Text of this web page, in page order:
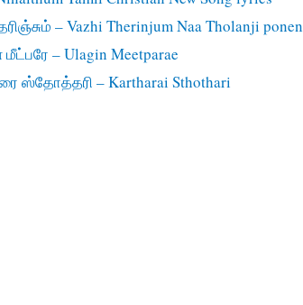
– Vazhi Therinjum Naa Tholanji ponen
– Ulagin Meetparae
ஸ்தோத்தரி – Kartharai Sthothari